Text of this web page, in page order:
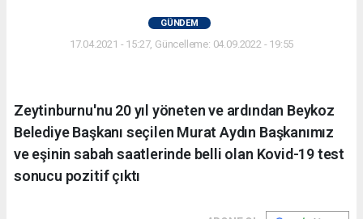
GÜNDEM
17.04.2021 - 15:27, Güncelleme: 04.09.2022 - 19:55
Zeytinburnu'nu 20 yıl yöneten ve ardından Beykoz
Belediye Başkanı seçilen Murat Aydın Başkanımız
ve eşinin sabah saatlerinde belli olan Kovid-19 test
sonucu pozitif çıktı